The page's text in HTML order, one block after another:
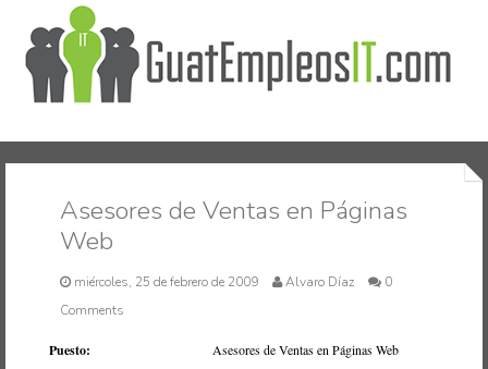
Inicio
Asesores de Ventas en Páginas
Web
miércoles, 25 de febrero de 2009 Alvaro Díaz
0
Comments
Puesto: Asesores de Ventas en Páginas Web